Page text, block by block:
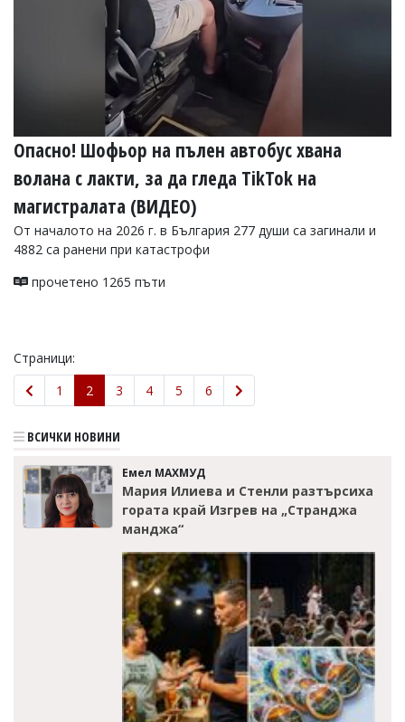
Опасно! Шофьор на пълен автобус хвана
волана с лакти, за да гледа TikTok на
магистралата (ВИДЕО)
От началото на 2026 г. в България 277 души са загинали и
4882 са ранени при катастрофи
прочетено 1265 пъти
Страници:
1
2 3 4 5 6
ВСИЧКИ НОВИНИ
Емел МАХМУД
Мария Илиева и Стенли разтърсиха
гората край Изгрев на „Странджа
манджа“